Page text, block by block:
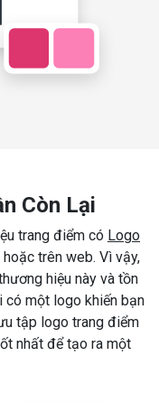
Còn Lại
trang điểm có Logo
trên web. Vì vậy,
hiệu này và tồn
có một logo khiến bạn
tập logo trang điểm
nhất để tạo ra một